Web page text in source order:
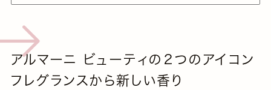
アルマーニ ビューティの２つのアイコン
フレグランスから新しい香り